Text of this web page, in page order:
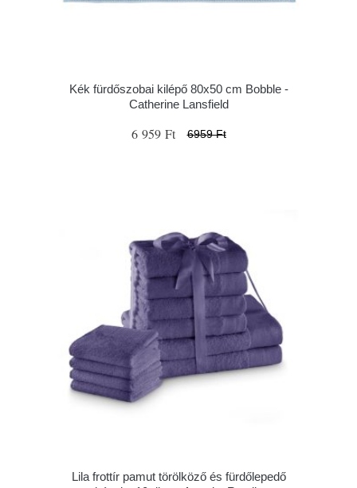
Kék fürdőszobai kilépő 80x50 cm Bobble -
Catherine Lansfield
6 959 Ft 6959 Ft
Lila frottír pamut törölköző és fürdőlepedő